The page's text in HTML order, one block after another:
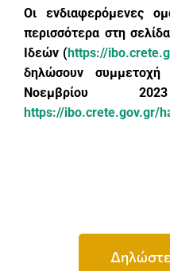
Οι ενδιαφερόμενες
περισσότερα στη
Ιδεών (https://
δηλώσουν
Νοεμβρίου
https://ibo.crete.gov.gr/